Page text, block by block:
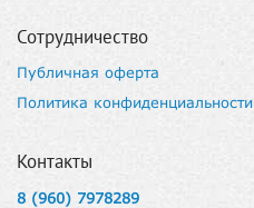
Сотрудничество
Публичная оферта
Политика конфиденциальности
Контакты
8 (960) 7978289